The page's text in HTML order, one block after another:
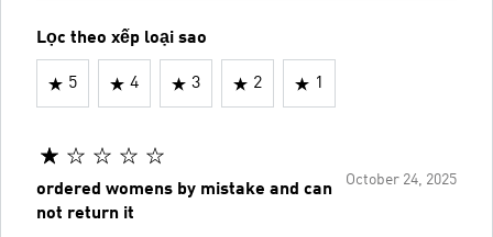
Lọc theo xếp loại sao
5 4 3 2 1
October 24, 2025
ordered womens by mistake and can
not return it